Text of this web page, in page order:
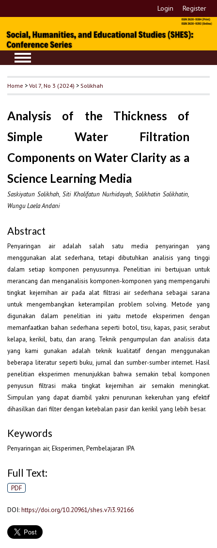
Login Register
Home >Vol 7, No 3 (2024) > Solikhah
Analysis of the Thickness of
Simple Water Filtration
Components on Water Clarity as a
Science Learning Media
Saskiyatun Solikhah, Siti Kholifatun Nurhidayah, Solikhatin Solikhatin,
Wungu Laela Andani
Abstract
Penyaringan air adalah salah satu media penyaringan yang
menggunakan alat sederhana, tetapi dibutuhkan analisis yang tinggi
dalam setiap komponen penyusunnya. Penelitian ini bertujuan untuk
merancang dan menganalisis komponen-komponen yang mempengaruhi
tingkat kejernihan air pada alat filtrasi air sederhana sebagai sarana
untuk mengembangkan keterampilan problem solving. Metode yang
digunakan dalam penelitian ini yaitu metode eksperimen dengan
memanfaatkan bahan sederhana seperti botol, tisu, kapas, pasir, serabut
kelapa, kerikil, batu, dan arang. Teknik pengumpulan dan analisis data
yang kami gunakan adalah teknik kualitatif dengan menggunakan
beberapa literatur seperti buku, jurnal dan sumber-sumber internet. Hasil
penelitian eksperimen menunjukkan bahwa semakin tebal komponen
penyusun filtrasi maka tingkat kejernihan air semakin meningkat.
Simpulan yang dapat diambil yakni penurunan kekeruhan yang efektif
dihasilkan dari filter dengan ketebalan pasir dan kerikil yang lebih besar.
Keywords
Penyaringan air, Eksperimen, Pembelajaran IPA
Full Text:
PDF
DOI: https://doi.org/10.20961/shes.v7i3.92166